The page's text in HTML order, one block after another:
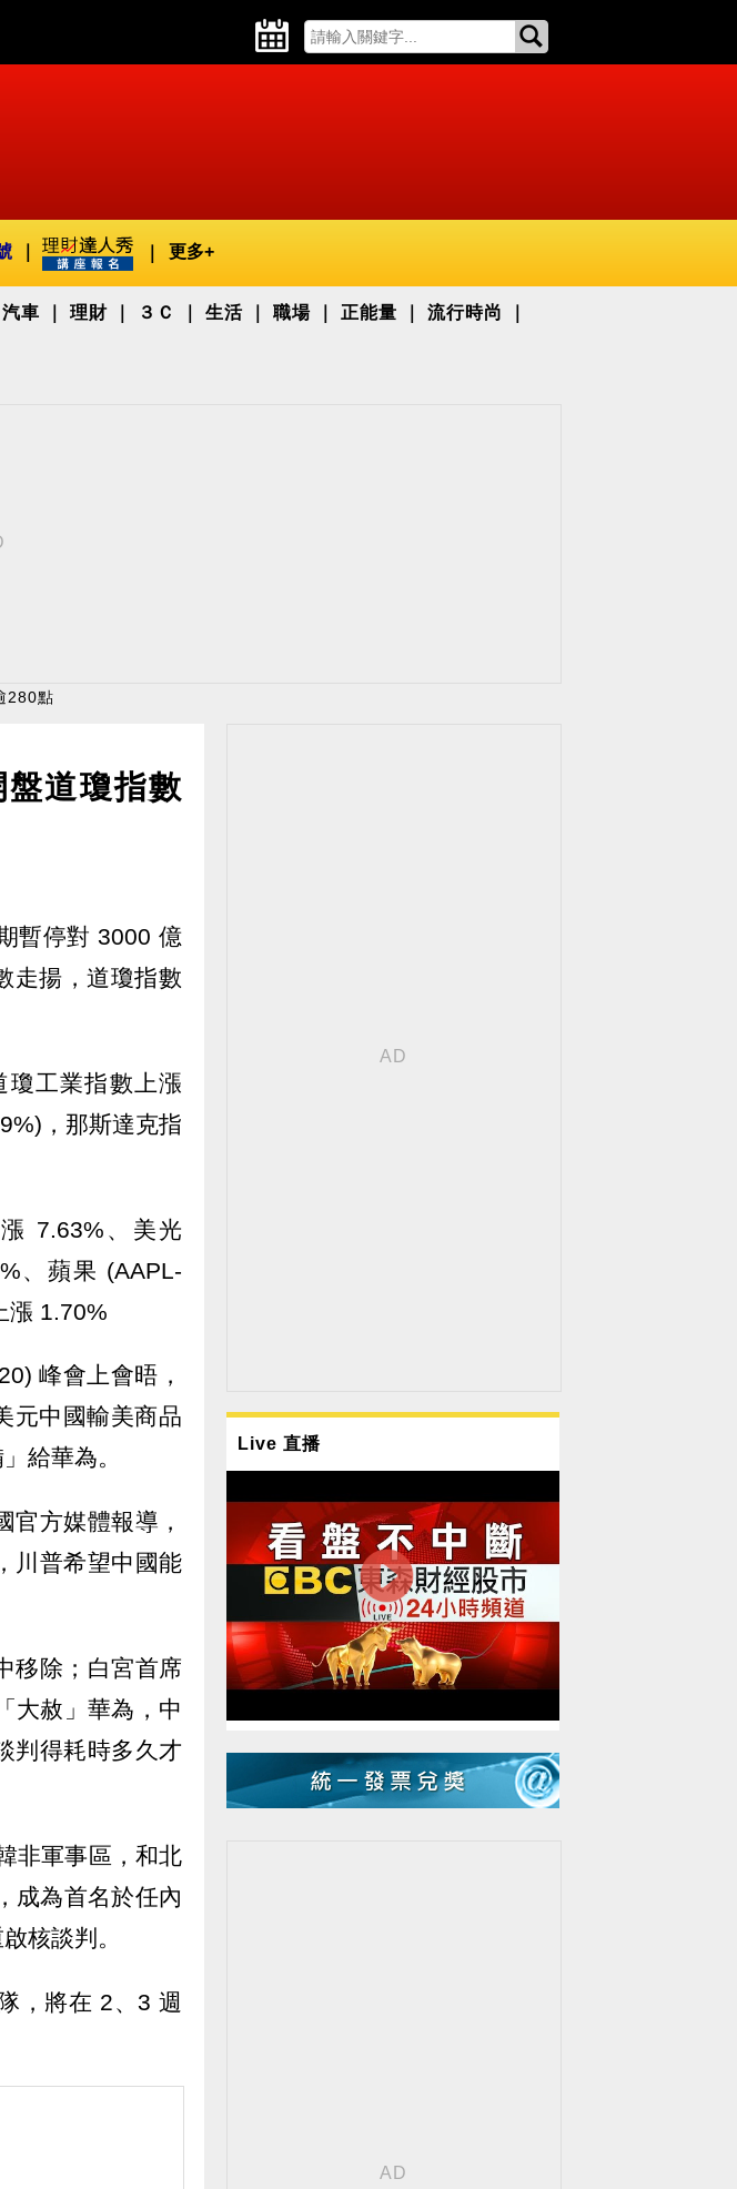
更多+
汽車 理財 ３Ｃ 生活 職場 正能量 流行時尚
280點
道瓊指數
暫停對 3000 億
走揚，道瓊指數
瓊工業指數上漲
，那斯達克指
7.63%、美光
、蘋果 (AAPL-
漲 1.70%
峰會上會晤，
元中國輸美商品
給華為。
官方媒體報導，
川普希望中國能
移除；白宮首席
大赦」華為，中
判得耗時多久才
非軍事區，和北
成為首名於任內
核談判。
，將在 2、3 週
Live 直播